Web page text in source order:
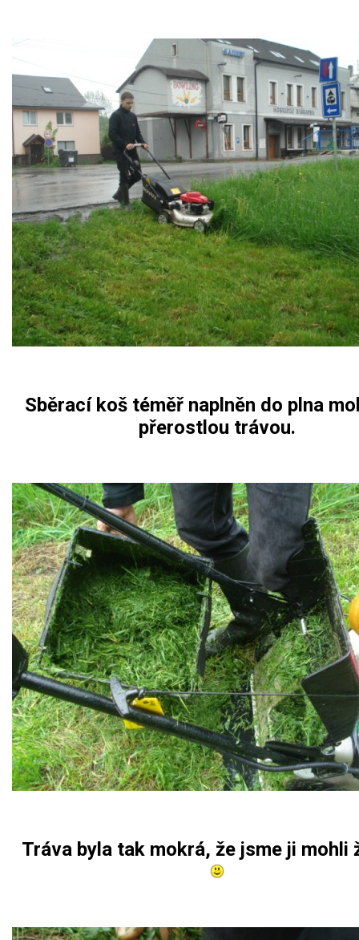
Sběrací koš téměř naplněn do plna
přerostlou trávou.
Tráva byla tak mokrá, že jsme ji mohli